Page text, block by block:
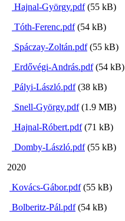
Hajnal-György.pdf(55 kB)
Tóth-Ferenc.pdf(54 kB)
Spáczay-Zoltán.pdf(55 kB)
Erdővégi-András.pdf(54 kB)
Pályi-László.pdf(38 kB)
Snell-György.pdf(1.9 MB)
Hajnal-Róbert.pdf(71 kB)
Domby-László.pdf(55 kB)
2020
Kovács-Gábor.pdf(55 kB)
Bolberitz-Pál.pdf(54 kB)